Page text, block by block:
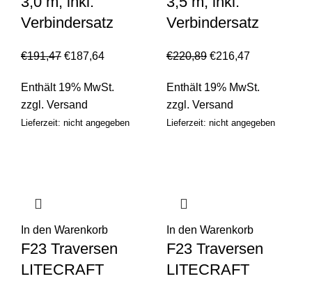
Verbindersatz
€191,47 €187,64
Enthält 19% MwSt.
zzgl. Versand
Lieferzeit: nicht angegeben
Verbindersatz
€220,89 €216,47
Enthält 19% MwSt.
zzgl. Versand
Lieferzeit: nicht angegeben
In den Warenkorb
F23 Traversen
LITECRAFT
In den Warenkorb
F23 Traversen
LITECRAFT